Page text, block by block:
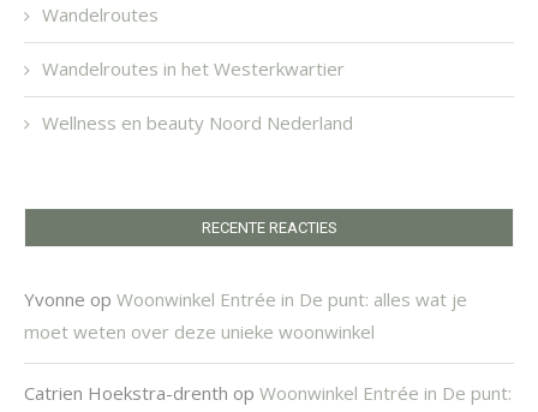
Wandelroutes
Wandelroutes in het Westerkwartier
Wellness en beauty Noord Nederland
RECENTE REACTIES
Yvonne op Woonwinkel Entrée in De punt: alles wat je
moet weten over deze unieke woonwinkel
Catrien Hoekstra-drenth op Woonwinkel Entrée in De punt: